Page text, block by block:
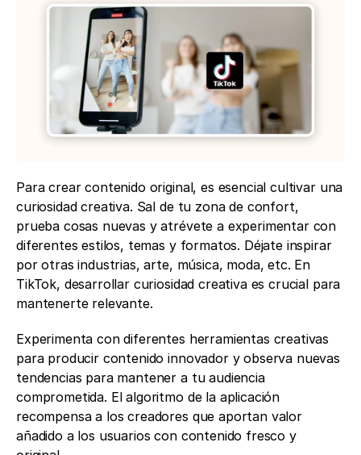
Para crear contenido original, es esencial cultivar una
curiosidad creativa. Sal de tu zona de confort,
prueba cosas nuevas y atrévete a experimentar con
diferentes estilos, temas y formatos. Déjate inspirar
por otras industrias, arte, música, moda, etc. En
TikTok, desarrollar curiosidad creativa es crucial para
mantenerte relevante.
Experimenta con diferentes herramientas creativas
para producir contenido innovador y observa nuevas
tendencias para mantener a tu audiencia
comprometida. El algoritmo de la aplicación
recompensa a los creadores que aportan valor
añadido a los usuarios con contenido fresco y